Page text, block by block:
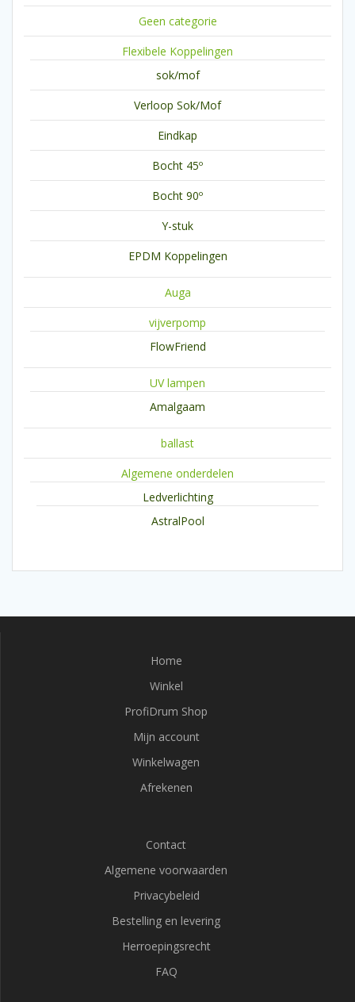
Geen categorie
Flexibele Koppelingen
sok/mof
Verloop Sok/Mof
Eindkap
Bocht 45º
Bocht 90º
Y-stuk
EPDM Koppelingen
Auga
vijverpomp
FlowFriend
UV lampen
Amalgaam
ballast
Algemene onderdelen
Ledverlichting
AstralPool
Home
Winkel
ProfiDrum Shop
Mijn account
Winkelwagen
Afrekenen
Contact
Algemene voorwaarden
Privacybeleid
Bestelling en levering
Herroepingsrecht
FAQ